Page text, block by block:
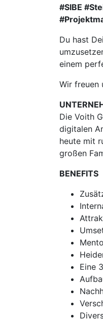
#SIBE
Du hast
einem
Wir freuen
Die Voith
digitalen
heute mit
großen
BENEFITS
Eine